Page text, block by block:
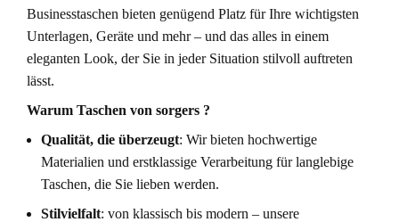
Businesstaschen bieten genügend Platz für Ihre wichtigsten
Unterlagen, Geräte und mehr – und das alles in einem
eleganten Look, der Sie in jeder Situation stilvoll auftreten
lässt.
Warum Taschen von sorgers ?
Qualität, die überzeugt: Wir bieten hochwertige
Materialien und erstklassige Verarbeitung für langlebige
Taschen, die Sie lieben werden.
Stilvielfalt: von klassisch bis modern – unsere